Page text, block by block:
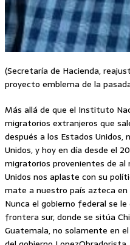
(Secretaría de Hacienda,
proyecto emblema de la
Más allá de que el Instituto
migratorios extranjeros que
después a los Estados
Unidos, y hoy en día desde el
migratorios provenientes de al
Unidos nos aplaste con su
mate a nuestro país azteca en
Nunca el gobierno federal se
frontera sur, donde se sitúa
Guatemala, no solamente en